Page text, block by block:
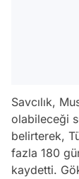
Savcılık,
olabileceği
belirterek,
fazla 180
kaydetti.